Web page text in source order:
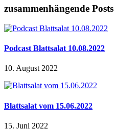
zusammenhängende Posts
Podcast Blattsalat 10.08.2022
10. August 2022
Blattsalat vom 15.06.2022
15. Juni 2022